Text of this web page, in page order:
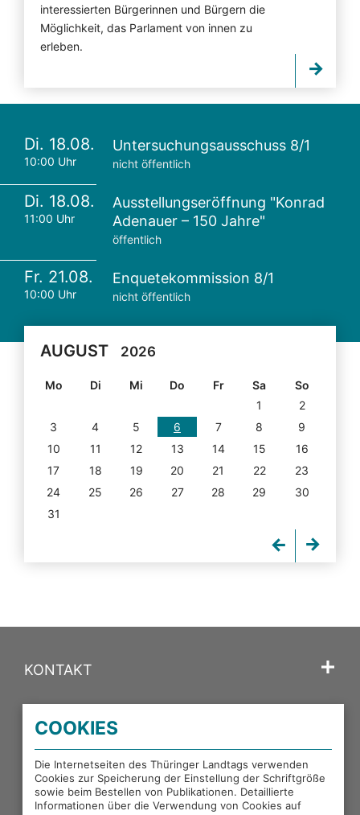
interessierten Bürgerinnen und Bürgern die
Möglichkeit, das Parlament von innen zu
erleben.
Di. 18.08.
10:00 Uhr
Untersuchungsausschuss 8/1
nicht öffentlich
Di. 18.08.
11:00 Uhr
Ausstellungseröffnung "Konrad
Adenauer – 150 Jahre"
öffentlich
Fr. 21.08.
10:00 Uhr
Enquetekommission 8/1
nicht öffentlich
AUGUST 2026
Mo Di Mi Do Fr Sa
So
1
2
3
4 5 6 7 8
9
10
11 12 13 14 15
16
17
18 19 20 21 22
23
24
25 26 27 28 29
30
31
KONTAKT
PORTALE DES THÜRINGER LANDTAGS
EXTERNE LINKS
COOKIES
Die Internetseiten des Thüringer Landtags verwenden
Cookies zur Speicherung der Einstellung der Schriftgröße
sowie beim Bestellen von Publikationen. Detaillierte
Informationen über die Verwendung von Cookies auf